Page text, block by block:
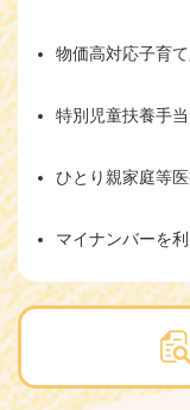
物価高対応子育
特別児童扶養手当
ひとり親家庭等
マイナンバーを